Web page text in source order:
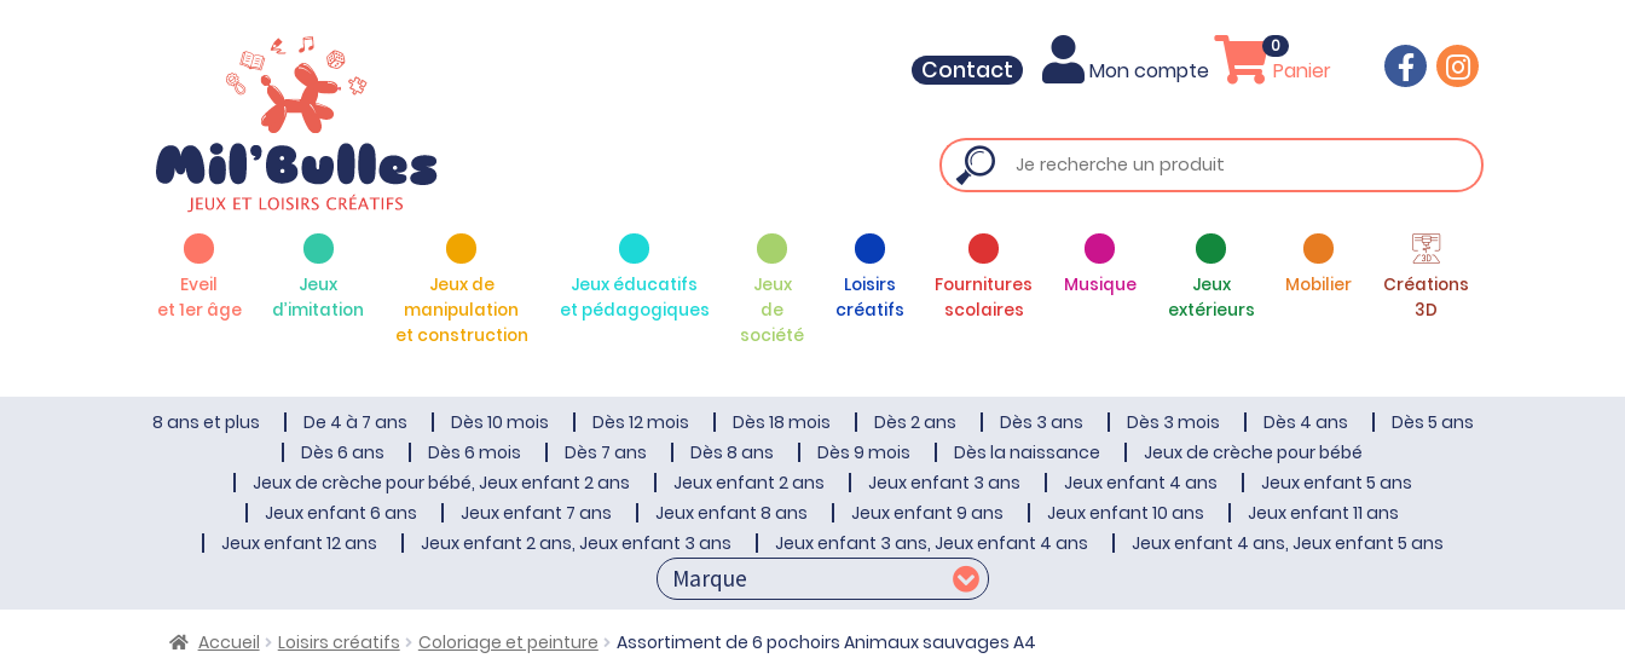
Contact Mon compte Panier
0
Eveil
et 1er âge
Jeux
d’imitation
Jeux de
manipulation
et construction
Jeux éducatifs
et pédagogiques
Jeux
de
société
Loisirs
créatifs
Fournitures
scolaires
Musique
Jeux
extérieurs
Mobilier
Créations
3D
8 ans et plus De 4 à 7 ans Dès 10 mois Dès 12 mois Dès 18 mois Dès 2 ans Dès 3 ans Dès 3 mois Dès 4 ans
Dès 5 ans
Dès 6 ans
Dès 6 mois Dès 7 ans Dès 8 ans Dès 9 mois Dès la naissance
Jeux de crèche pour bébé
Jeux de crèche pour bébé, Jeux enfant 2 ans
Jeux enfant 2 ans Jeux enfant 3 ans Jeux enfant 4 ans
Jeux enfant 5 ans
Jeux enfant 6 ans
Jeux enfant 7 ans Jeux enfant 8 ans Jeux enfant 9 ans Jeux enfant 10 ans
Jeux enfant 11 ans
Jeux enfant 12 ans
Jeux enfant 2 ans, Jeux enfant 3 ans Jeux enfant 3 ans, Jeux enfant 4 ans Jeux enfant 4 ans, Jeux enfant 5 ans
Accueil Loisirs créatifs Coloriage et peinture Assortiment de 6 pochoirs Animaux sauvages A4